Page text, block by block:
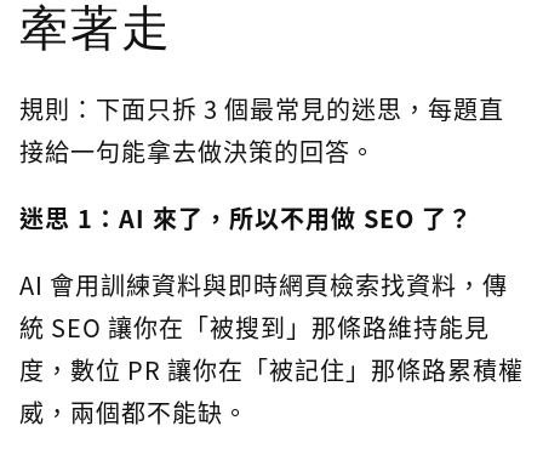
牽著走
規則：下面只拆 3 個最常見的迷思，每題直
接給一句能拿去做決策的回答。
迷思 1：AI 來了，所以不用做 SEO 了？
AI 會用訓練資料與即時網頁檢索找資料，傳
統 SEO 讓你在「被搜到」那條路維持能見
度，數位 PR 讓你在「被記住」那條路累積權
威，兩個都不能缺。